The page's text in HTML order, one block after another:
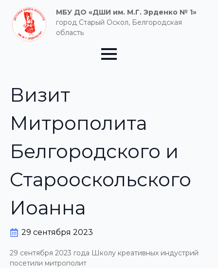
МБУ ДО «ДШИ им. М.Г. Эрденко № 1»
город Старый Оскол, Белгородская
область
Визит
Митрополита
Белгородского и
Старооскольского
Иоанна
29 сентября 2023
29 сентября 2023 года Школу креативных индустрий
посетили митрополит